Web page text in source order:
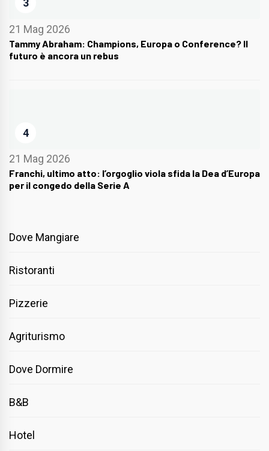
3
21 Mag 2026
Tammy Abraham: Champions, Europa o Conference? Il
futuro è ancora un rebus
4
21 Mag 2026
Franchi, ultimo atto: l’orgoglio viola sfida la Dea d’Europa
per il congedo della Serie A
Dove Mangiare
Ristoranti
Pizzerie
Agriturismo
Dove Dormire
B&B
Hotel